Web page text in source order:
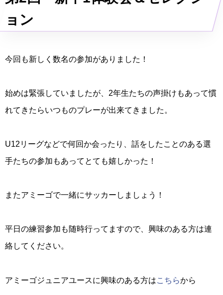
ョン
今回も新しく数名の参加がありました！
始めは緊張していましたが、2年生たちの声掛けもあって慣
れてきたらいつものプレーが出来てきました。
U12リーグなどで何回か会ったり、話をしたことのある選
手たちの参加もあってとても嬉しかった！
またアミーゴで一緒にサッカーしましょう！
平日の練習参加も随時行ってますので、興味のある方は連
絡してください。
アミーゴジュニアユースに興味のある方はこちらから